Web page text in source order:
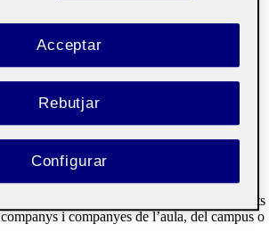
els treballs públics i privats d’un grup
Aula de la Universitat Oberta de
podràncompartirles activitats de
al RAC i decidir quins continguts
i companyes de l’aula, del campus o
Rebutjar
Acceptar
Configurar